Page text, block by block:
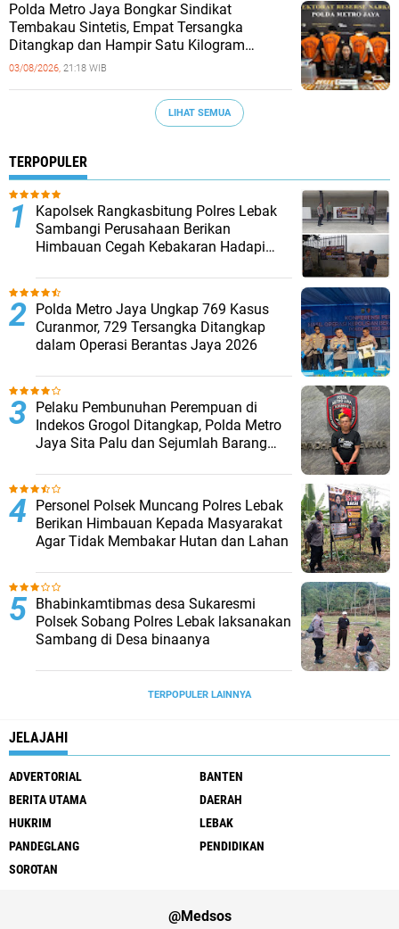
‎Polda Metro Jaya Bongkar Sindikat
Tembakau Sintetis, Empat Tersangka
Ditangkap dan Hampir Satu Kilogram
Barang Bukti Disita
03/08/2026, 21:18 WIB
LIHAT SEMUA
TERPOPULER
Kapolsek Rangkasbitung Polres Lebak
Sambangi Perusahaan Berikan
Himbauan Cegah Kebakaran Hadapi
Polda Metro Jaya Ungkap 769 Kasus
Curanmor, 729 Tersangka Ditangkap
dalam Operasi Berantas Jaya 2026‎
Pelaku Pembunuhan Perempuan di
Indekos Grogol Ditangkap, Polda Metro
Jaya Sita Palu dan Sejumlah Barang
Personel Polsek Muncang Polres Lebak
Berikan Himbauan Kepada Masyarakat
Agar Tidak Membakar Hutan dan Lahan
Bhabinkamtibmas desa Sukaresmi
Polsek Sobang Polres Lebak laksanakan
Sambang di Desa binaanya
TERPOPULER LAINNYA
JELAJAHI
ADVERTORIAL
BANTEN
BERITA UTAMA
DAERAH
HUKRIM
LEBAK
PANDEGLANG
PENDIDIKAN
SOROTAN
@Medsos